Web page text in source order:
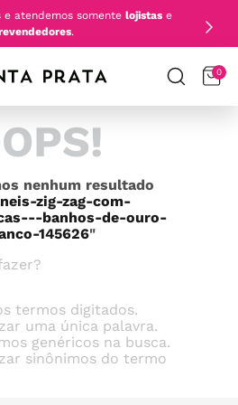
e atendemos somente lojistase
.
0
nenhum resultado
zig-zag-com-
banhos-de-ouro-
145626"
termos digitados.
uma única palavra.
genéricos na busca.
sinônimos do termo